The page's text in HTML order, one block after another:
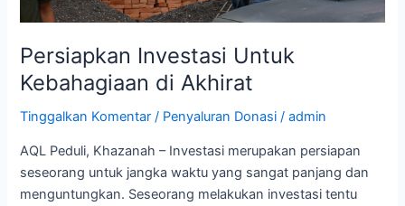
Persiapkan Investasi Untuk
Kebahagiaan di Akhirat
Tinggalkan Komentar / Penyaluran Donasi /admin
AQL Peduli, Khazanah – Investasi merupakan persiapan
seseorang untuk jangka waktu yang sangat panjang dan
menguntungkan. Seseorang melakukan investasi tentu